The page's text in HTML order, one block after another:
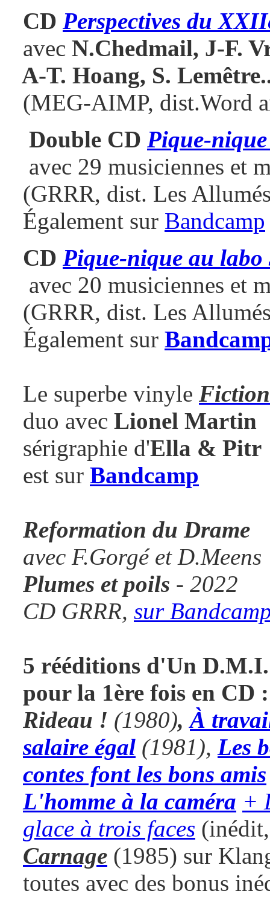
CD Perspectives du
avec N.Chedmail, J-F.
A-T. Hoang, S. Lemêtre
(MEG-AIMP, dist.Word
Double CD Pique-
avec 29 musiciennes et
(GRRR, dist. Les
Également sur Bandcamp
CD Pique-nique au labo
avec 20 musiciennes et
(GRRR, dist. Les
Également sur
Le superbe vinyle
duo avec Lionel Martin
sérigraphie d'Ella & Pitr
est sur Bandcamp
Reformation du Drame
avec F.Gorgé et D.Meens
Plumes et poils - 2022
CD GRRR, sur
5 rééditions d'Un D.M.I.
pour la 1ère fois en CD :
Rideau ! (1980),À
salaire égal (1981), Les
contes font les bons amis
L'homme à la caméra +
glace à trois faces
Carnage (1985) sur
toutes avec des bonus